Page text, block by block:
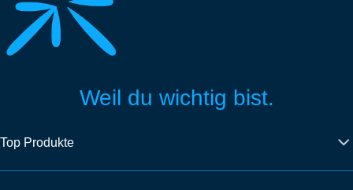
Weil du wichtig bist.
Top Produkte